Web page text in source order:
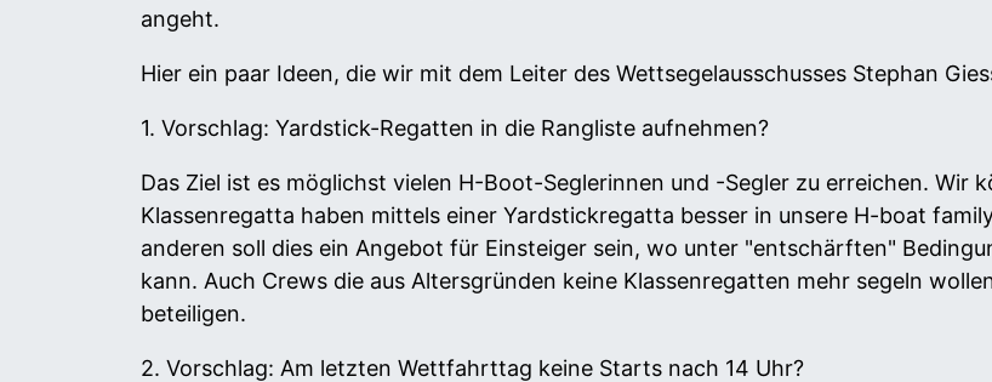
angeht.
Hier ein paar Ideen, die wir mit dem Leiter des Wettsegelausschusses Stephan
1. Vorschlag: Yardstick-Regatten in die Rangliste aufnehmen?
Das Ziel ist es möglichst vielen H-Boot-Seglerinnen und -Segler zu erreichen. Wir
Klassenregatta haben mittels einer Yardstickregatta besser in unsere H-boat
anderen soll dies ein Angebot für Einsteiger sein, wo unter "entschärften"
kann. Auch Crews die aus Altersgründen keine Klassenregatten mehr segeln
beteiligen.
2. Vorschlag: Am letzten Wettfahrttag keine Starts nach 14 Uhr?